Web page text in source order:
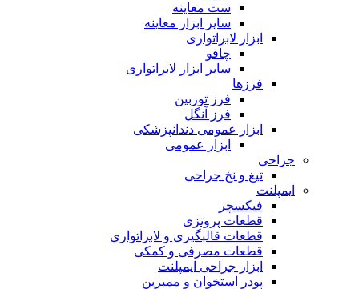
ست معاینه
سایر ابزار معاینه
ابزار لابراتواری
چاقو
سایر ابزار لابراتواری
فرزها
فرز توربین
فرز آنگل
ابزار عمومی دندانپزشکی
ابزار عمومی
جراحی
تیغ و نخ جراحی
ایمپلنت
فیکسچر
قطعات پروتزی
قطعات قالبگیری و لابراتواری
قطعات مصرفی و کمکی
ابزار جراحی ایمپلنت
پودر استخوان و ممبرین